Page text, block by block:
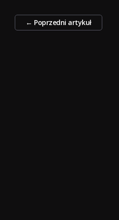
Zobacz
← Poprzedni artykuł